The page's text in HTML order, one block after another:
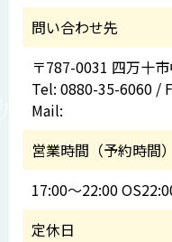
問い合わせ先
〒787-0031 四万十
Tel: 0880-35-6060 /
Mail:
営業時間（予約時間）
17:00～22:00
定休日